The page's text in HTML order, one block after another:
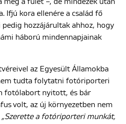
Ifjú kora ellenére a család fő
hozzájárultak ahhoz, hogy
háború mindennapjainak
az Egyesült Államokba
tudta folytatni fotóriporteri
fotólabort nyitott, és bár
volt, az új környezetben nem
„Szerette a fotóriporteri munkát,